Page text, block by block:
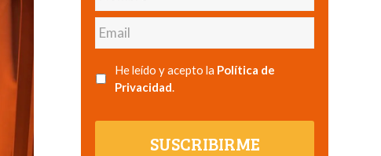
Email
He leído y acepto la Política de
Privacidad.
SUSCRIBIRME